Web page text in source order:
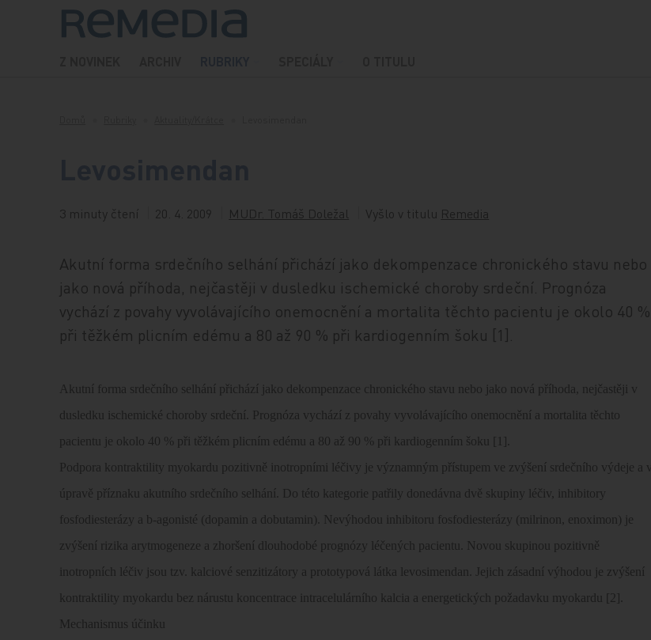
Přeskočit na obsah
3 minuty čtení 20. 4. 2009 MUDr. Tomáš Doležal Vyšlo v titulu Remedia
Akutní forma srdečního selhání přichází jako dekompenzace chronického stavu nebo
jako nová příhoda, nejčastěji v dusledku ischemické choroby srdeční. Prognóza
vychází z povahy vyvolávajícího onemocnění a mortalita těchto pacientu je okolo 40 %
při těžkém plicním edému a 80 až 90 % při kardiogenním šoku [1].
Akutní forma srdečního selhání přichází jako dekompenzace chronického stavu nebo jako nová příhoda, nejčastěji v
dusledku ischemické choroby srdeční. Prognóza vychází z povahy vyvolávajícího onemocnění a mortalita těchto
pacientu je okolo 40 % při těžkém plicním edému a 80 až 90 % při kardiogenním šoku [1].
Podpora kontraktility myokardu pozitivně inotropními léčivy je významným přístupem ve zvýšení srdečního výdeje a v
úpravě příznaku akutního srdečního selhání. Do této kategorie patřily donedávna dvě skupiny léčiv, inhibitory
fosfodiesterázy a b-agonisté (dopamin a dobutamin). Nevýhodou inhibitoru fosfodiesterázy (milrinon, enoximon) je
zvýšení rizika arytmogeneze a zhoršení dlouhodobé prognózy léčených pacientu. Novou skupinou pozitivně
inotropních léčiv jsou tzv. kalciové senzitizátory a prototypová látka levosimendan. Jejich zásadní výhodou je zvýšení
kontraktility myokardu bez nárustu koncentrace intracelulárního kalcia a energetických požadavku myokardu [2].
Mechanismus účinku